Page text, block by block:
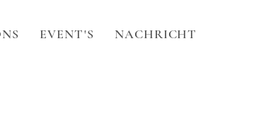
EVENT'S NACHRICHT